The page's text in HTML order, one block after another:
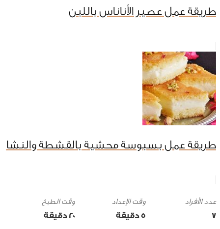
طريقة عمل عصير الأناناس باللبن
طريقة عمل بسبوسة محشية بالقشطة والنشا
7
وقت الإعداد
5 ‎دقيقة
وقت الطبخ
20 ‎دقيقة